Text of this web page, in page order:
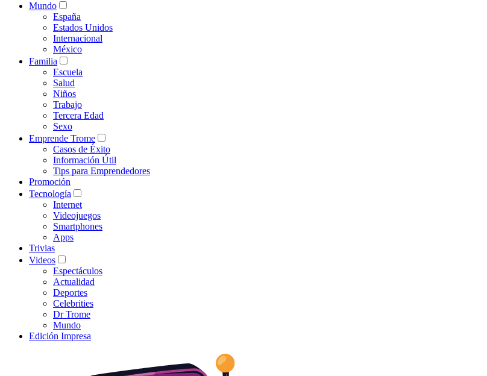
Mundo
España
Estados Unidos
Internacional
México
Familia
Escuela
Salud
Niños
Trabajo
Tercera Edad
Sexo
Emprende Trome
Casos de Éxito
Información Útil
Tips para Emprendedores
Promoción
Tecnología
Internet
Videojuegos
Smartphones
Apps
Trivias
Videos
Espectáculos
Actualidad
Deportes
Celebrities
Dr Trome
Mundo
Edición Impresa